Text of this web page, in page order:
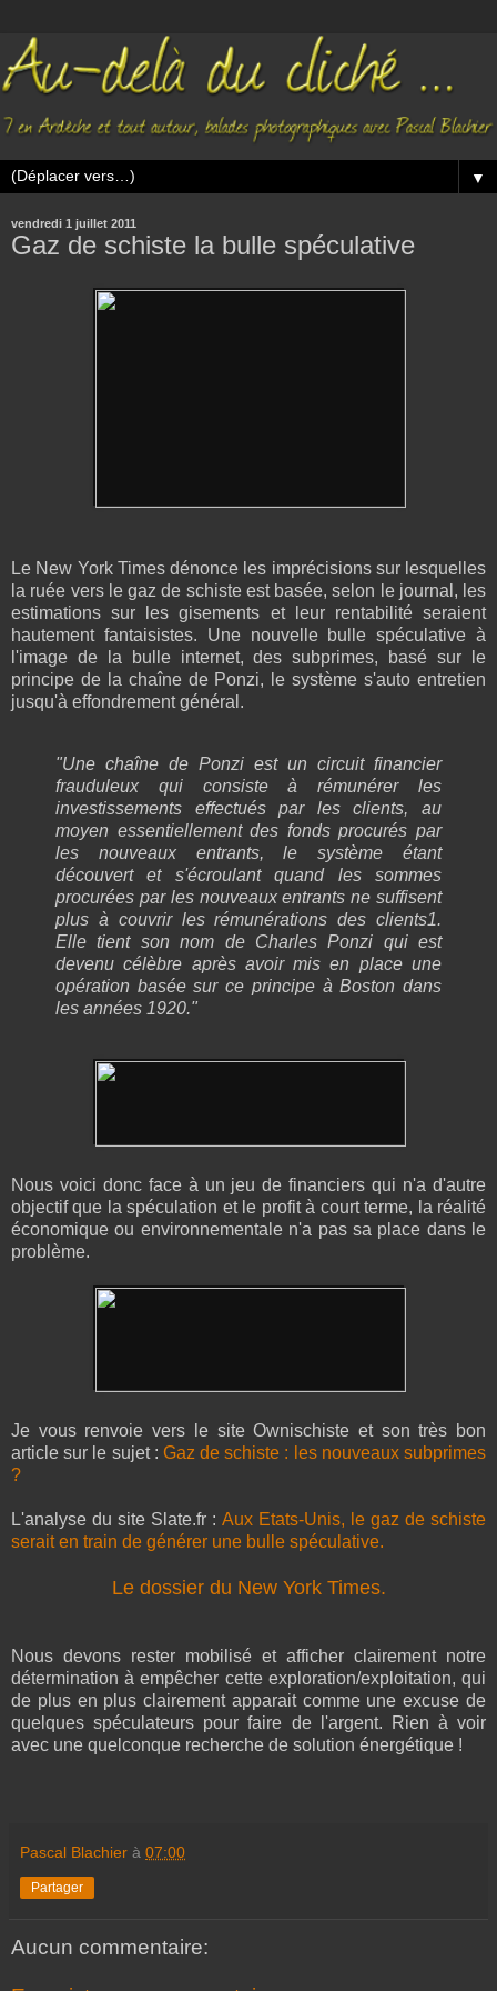
▼
vendredi 1 juillet 2011
Gaz de schiste la bulle spéculative
Le New York Times dénonce les imprécisions sur lesquelles
la ruée vers le gaz de schiste est basée, selon le journal, les
estimations sur les gisements et leur rentabilité seraient
hautement fantaisistes. Une nouvelle bulle spéculative à
l'image de la bulle internet, des subprimes, basé sur le
principe de la chaîne de Ponzi, le système s'auto entretien
jusqu'à effondrement général.
"Une chaîne de Ponzi est un circuit financier
frauduleux qui consiste à rémunérer les
investissements effectués par les clients, au
moyen essentiellement des fonds procurés par
les nouveaux entrants, le système étant
découvert et s'écroulant quand les sommes
procurées par les nouveaux entrants ne suffisent
plus à couvrir les rémunérations des clients1.
Elle tient son nom de Charles Ponzi qui est
devenu célèbre après avoir mis en place une
opération basée sur ce principe à Boston dans
les années 1920."
Nous voici donc face à un jeu de financiers qui n'a d'autre
objectif que la spéculation et le profit à court terme, la réalité
économique ou environnementale n'a pas sa place dans le
problème.
Je vous renvoie vers le site Ownischiste et son très bon
article sur le sujet : Gaz de schiste : les nouveaux subprimes
?
L'analyse du site Slate.fr : Aux Etats-Unis, le gaz de schiste
serait en train de générer une bulle spéculative.
Le dossier du New York Times.
Nous devons rester mobilisé et afficher clairement notre
détermination à empêcher cette exploration/exploitation, qui
de plus en plus clairement apparait comme une excuse de
quelques spéculateurs pour faire de l'argent. Rien à voir
avec une quelconque recherche de solution énergétique !
Pascal Blachier à 07:00
Partager
Aucun commentaire: